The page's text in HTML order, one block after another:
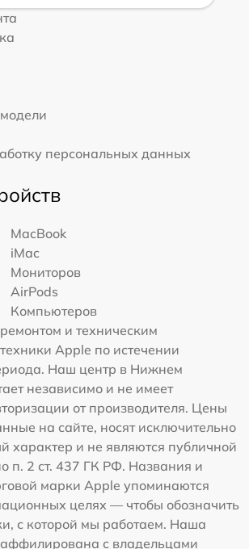
персональных данных
MacBook
iMac
Мониторов
AirPods
Компьютеров
и техническим
Apple по истечении
Наш центр в Нижнем
независимо и не имеет
от производителя. Цены
на сайте, носят исключительно
характер и не являются публичной
п. 2 ст. 437 ГК РФ. Названия и
марки Apple упоминаются
целях — чтобы обозначить
с которой мы работаем. Наша
с владельцами